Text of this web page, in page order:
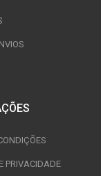
PRIVACIDADE